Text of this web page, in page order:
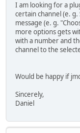
I am looking for a
certain channel (e.
message (e. g.
more options gets
with a number and
channel to the
Would be happy if
Sincerely,
Daniel